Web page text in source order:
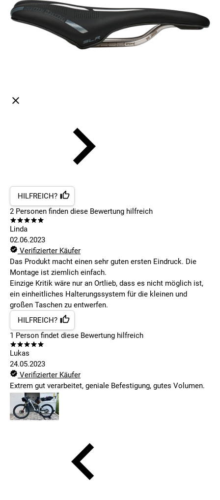
HILFREICH?
2 Personen finden diese Bewertung hilfreich
Linda
02.06.2023
Verifizierter Käufer
Das Produkt macht einen sehr guten ersten Eindruck. Die
Montage ist ziemlich einfach.
Einzige Kritik wäre nur an Ortlieb, dass es nicht möglich ist,
ein einheitliches Halterungssystem für die kleinen und
großen Taschen zu entwerfen.
HILFREICH?
1 Person findet diese Bewertung hilfreich
Lukas
24.05.2023
Verifizierter Käufer
Extrem gut verarbeitet, geniale Befestigung, gutes Volumen.